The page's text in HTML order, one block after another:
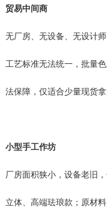
贸易中间商
无厂房、无设备、无设计
工艺标准无法统一，批量
法保障，仅适合少量现货
小型手工作坊
厂房面积狭小，设备老旧
立体、高端珐琅款；原材